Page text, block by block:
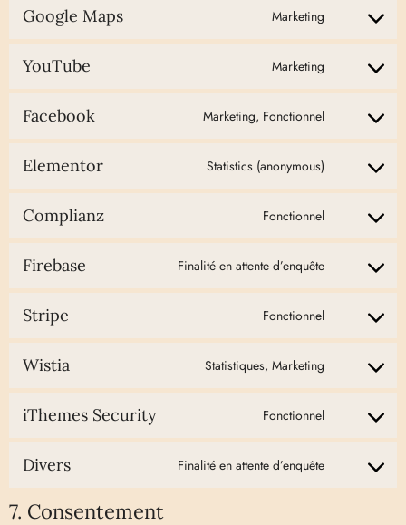
Google Maps Marketing
YouTube Marketing
Facebook Marketing, Fonctionnel
Elementor Statistics (anonymous)
Complianz Fonctionnel
Firebase Finalité en attente d’enquête
Stripe Fonctionnel
Wistia Statistiques, Marketing
iThemes Security Fonctionnel
Divers Finalité en attente d’enquête
7. Consentement